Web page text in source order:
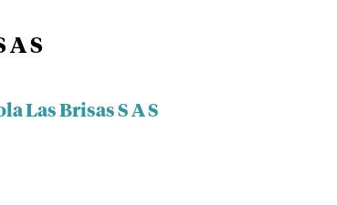
A S
Las Brisas S A S